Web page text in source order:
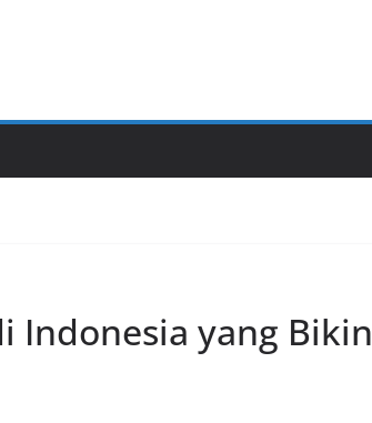
Indonesia yang Bikin